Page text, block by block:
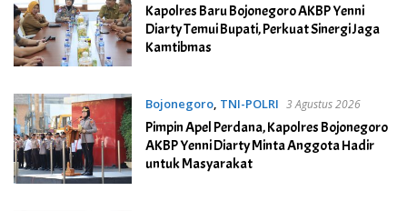
Kapolres Baru Bojonegoro AKBP Yenni
Diarty Temui Bupati, Perkuat Sinergi Jaga
Kamtibmas
Bojonegoro, TNI-POLRI 3 Agustus 2026
Pimpin Apel Perdana, Kapolres Bojonegoro
AKBP Yenni Diarty Minta Anggota Hadir
untuk Masyarakat